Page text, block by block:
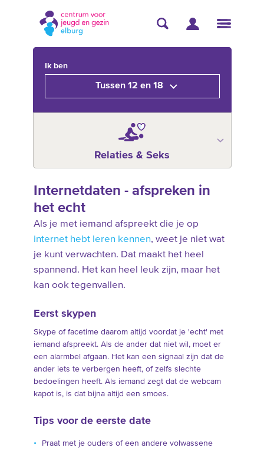
Ik ben
Tussen 12 en 18
Relaties & Seks
Internetdaten - afspreken in
het echt
Als je met iemand afspreekt die je op
internet hebt leren kennen, weet je niet wat
je kunt verwachten. Dat maakt het heel
spannend. Het kan heel leuk zijn, maar het
kan ook tegenvallen.
Eerst skypen
Skype of facetime daarom altijd voordat je 'echt' met
iemand afspreekt. Als de ander dat niet wil, moet er
een alarmbel afgaan. Het kan een signaal zijn dat de
ander iets te verbergen heeft, of zelfs slechte
bedoelingen heeft. Als iemand zegt dat de webcam
kapot is, is dat bijna altijd een smoes.
Tips voor de eerste date
Praat met je ouders of een andere volwassene